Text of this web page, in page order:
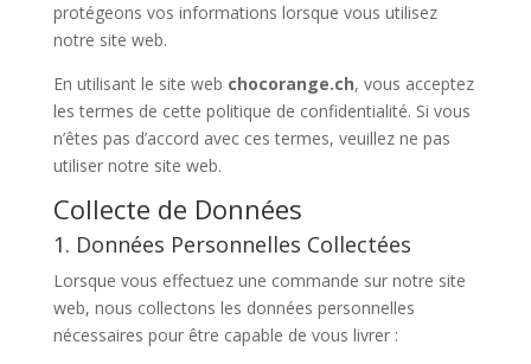
protégeons vos informations lorsque vous utilisez
notre site web.
En utilisant le site web chocorange.ch, vous acceptez
les termes de cette politique de confidentialité. Si vous
n’êtes pas d’accord avec ces termes, veuillez ne pas
utiliser notre site web.
Collecte de Données
1. Données Personnelles Collectées
Lorsque vous effectuez une commande sur notre site
web, nous collectons les données personnelles
nécessaires pour être capable de vous livrer :